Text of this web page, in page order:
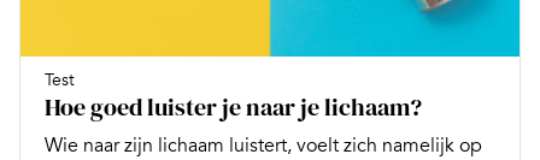
Test
Hoe goed luister je naar je lichaam?
Wie naar zijn lichaam luistert, voelt zich namelijk op